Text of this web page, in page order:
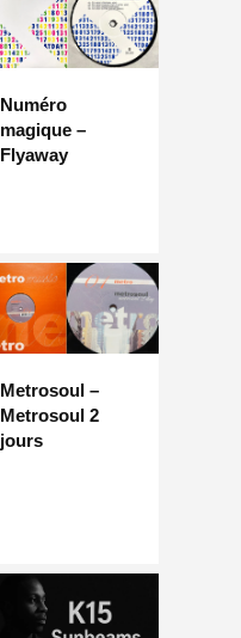
Numéro
magique –
Flyaway
Metrosoul –
Metrosoul 2
jours